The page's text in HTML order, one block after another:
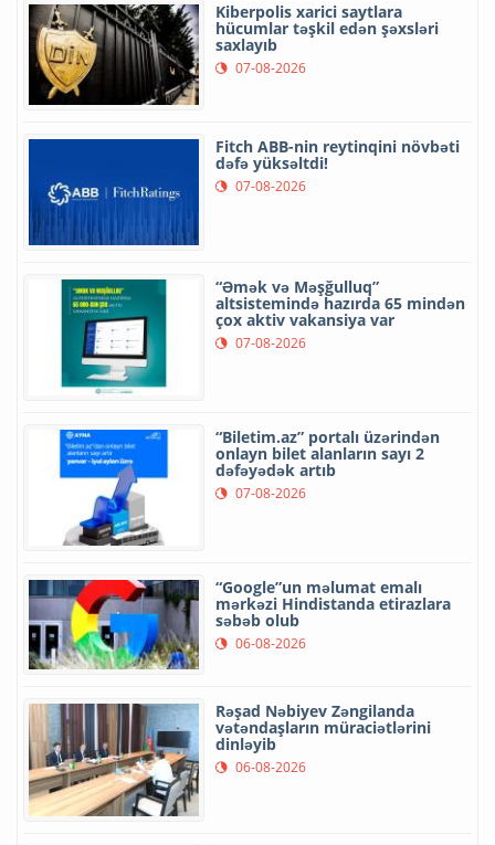
Kiberpolis xarici saytlara
hücumlar təşkil edən şəxsləri
saxlayıb
07-08-2026
Fitch ABB-nin reytinqini növbəti
dəfə yüksəltdi!
07-08-2026
“Əmək və Məşğulluq”
altsistemində hazırda 65 mindən
çox aktiv vakansiya var
07-08-2026
“Biletim.az” portalı üzərindən
onlayn bilet alanların sayı 2
dəfəyədək artıb
07-08-2026
“Google”un məlumat emalı
mərkəzi Hindistanda etirazlara
səbəb olub
06-08-2026
Rəşad Nəbiyev Zəngilanda
vətəndaşların müraciətlərini
dinləyib
06-08-2026